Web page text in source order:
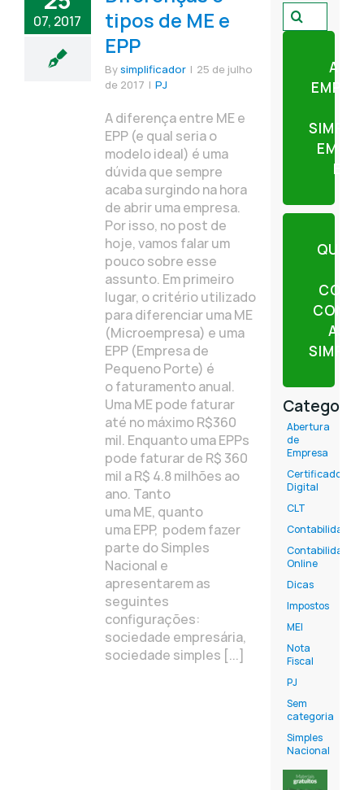
07, 2017
tipos de ME e
EPP
Bysimplificador | 25 de julho
de 2017 | PJ
A diferença entre ME e
EPP (e qual seria o
modelo ideal) é uma
dúvida que sempre
acaba surgindo na hora
de abrir uma empresa.
Por isso, no post de
hoje, vamos falar um
pouco sobre esse
assunto. Em primeiro
lugar, o critério utilizado
para diferenciar uma ME
(Microempresa) e uma
EPP (Empresa de
Pequeno Porte) é
o faturamento anual.
Uma ME pode faturar
até no máximo R$360
mil. Enquanto uma EPPs
pode faturar de R$ 360
mil a R$ 4.8 milhões ao
ano. Tanto
uma ME, quanto
uma EPP, podem fazer
parte do Simples
Nacional e
apresentarem as
seguintes
configurações:
sociedade empresária,
sociedade simples [...]
Pesquisar
por:
EM
QUER
Abertura
de
Empresa
Certificado
Digital
CLT
Contabilidade
Contabilidade
Online
Dicas
Impostos
MEI
Nota
Fiscal
PJ
Sem
categoria
Simples
Nacional